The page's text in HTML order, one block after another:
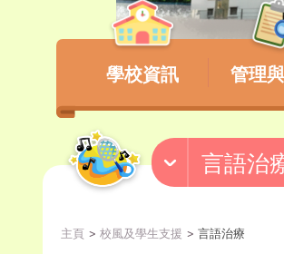
學校資訊 管理
言語治
主頁 校風及學生支援 言語治療